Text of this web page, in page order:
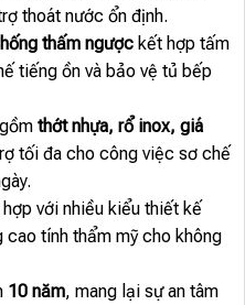
thoát nước ổn định.
thấm ngượckết hợp tấm
tiếng ồn và bảo vệ tủ bếp
thớt nhựa, rổ inox, giá
tối đa cho công việc sơ chế
với nhiều kiểu thiết kế
cao tính thẩm mỹ cho không
10 năm, mang lại sự an tâm